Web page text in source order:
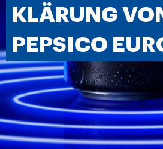
KLÄRUNG
PEPSICO